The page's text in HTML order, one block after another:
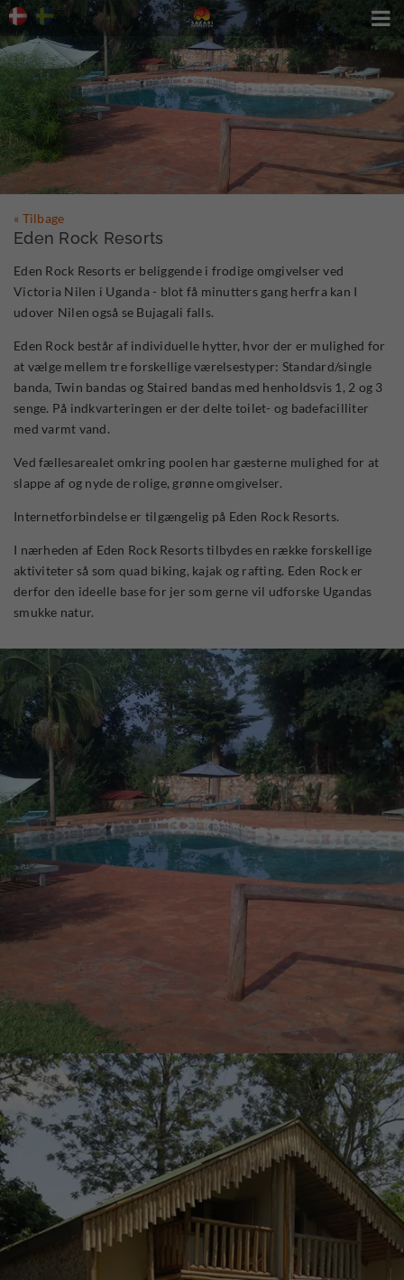

« Tilbage
Eden Rock Resorts
Eden Rock Resorts er beliggende i frodige omgivelser ved
Victoria Nilen i Uganda - blot få minutters gang herfra kan I
udover Nilen også se Bujagali falls.
Eden Rock består af individuelle hytter, hvor der er mulighed for
at vælge mellem tre forskellige værelsestyper: Standard/single
banda, Twin bandas og Staired bandas med henholdsvis 1, 2 og 3
senge. På indkvarteringen er der delte toilet- og badefacilliter
med varmt vand.
Ved fællesarealet omkring poolen har gæsterne mulighed for at
slappe af og nyde de rolige, grønne omgivelser.
Internetforbindelse er tilgængelig på Eden Rock Resorts.
I nærheden af Eden Rock Resorts tilbydes en række forskellige
aktiviteter så som quad biking, kajak og rafting. Eden Rock er
derfor den ideelle base for jer som gerne vil udforske Ugandas
smukke natur.